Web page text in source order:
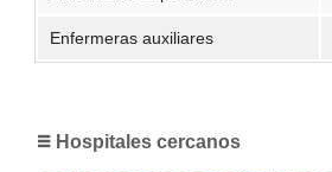
Enfermeras auxiliares
Hospitales cercanos